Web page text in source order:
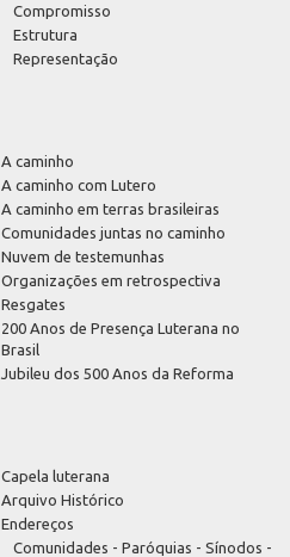
Compromisso
Estrutura
Representação
A caminho
A caminho com Lutero
A caminho em terras brasileiras
Comunidades juntas no caminho
Nuvem de testemunhas
Organizações em retrospectiva
Resgates
200 Anos de Presença Luterana no
Brasil
Jubileu dos 500 Anos da Reforma
Capela luterana
Arquivo Histórico
Endereços
Comunidades - Paróquias - Sínodos -